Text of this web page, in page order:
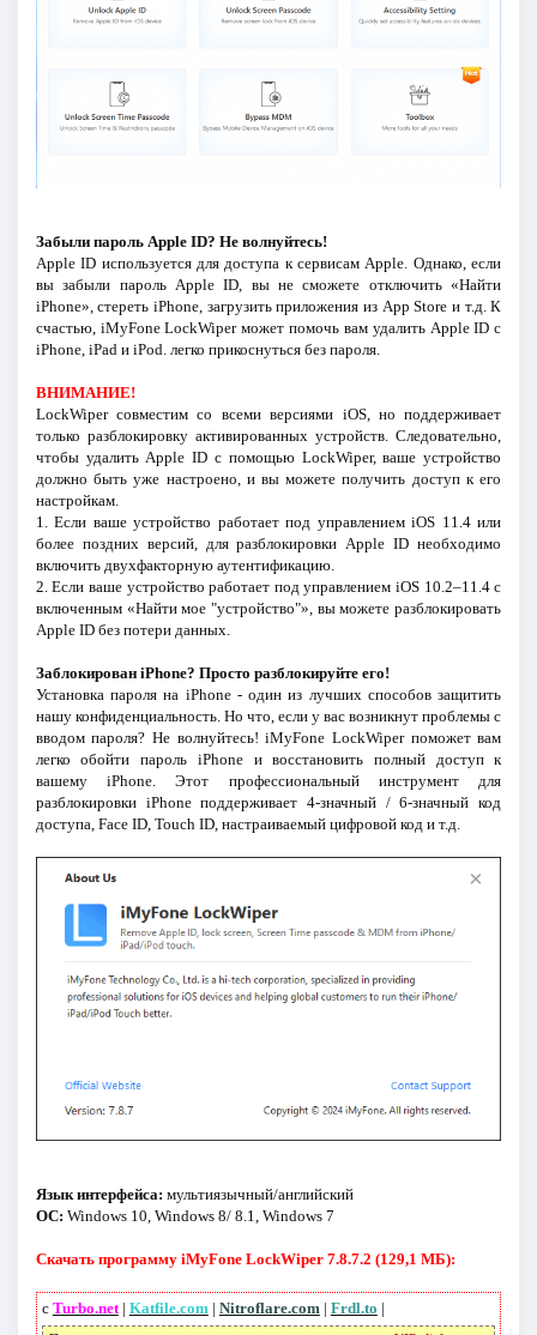
Забыли пароль Apple ID? Не волнуйтесь!
Apple ID используется для доступа к сервисам Apple. Однако, если
вы забыли пароль Apple ID, вы не сможете отключить «Найти
iPhone», стереть iPhone, загрузить приложения из App Store и т.д. К
счастью, iMyFone LockWiper может помочь вам удалить Apple ID с
iPhone, iPad и iPod. легко прикоснуться без пароля.
ВНИМАНИЕ!
LockWiper совместим со всеми версиями iOS, но поддерживает
только разблокировку активированных устройств. Следовательно,
чтобы удалить Apple ID с помощью LockWiper, ваше устройство
должно быть уже настроено, и вы можете получить доступ к его
настройкам.
1. Если ваше устройство работает под управлением iOS 11.4 или
более поздних версий, для разблокировки Apple ID необходимо
включить двухфакторную аутентификацию.
2. Если ваше устройство работает под управлением iOS 10.2–11.4 с
включенным «Найти мое "устройство"», вы можете разблокировать
Apple ID без потери данных.
Заблокирован iPhone? Просто разблокируйте его!
Установка пароля на iPhone - один из лучших способов защитить
нашу конфиденциальность. Но что, если у вас возникнут проблемы с
вводом пароля? Не волнуйтесь! iMyFone LockWiper поможет вам
легко обойти пароль iPhone и восстановить полный доступ к
вашему iPhone. Этот профессиональный инструмент для
разблокировки iPhone поддерживает 4-значный / 6-значный код
доступа, Face ID, Touch ID, настраиваемый цифровой код и т.д.
Язык интерфейса: мультиязычный/английский
ОС: Windows 10, Windows 8/ 8.1, Windows 7
Скачать программу iMyFone LockWiper 7.8.7.2 (129,1 МБ):
с Turbo.net| Katfile.com | Nitroflare.com | Frdl.to |